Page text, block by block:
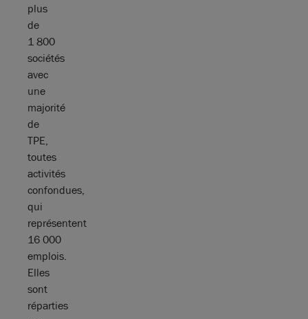
plus
de
1 800
sociétés
avec
une
majorité
de
TPE,
toutes
activités
confondues,
qui
représentent
16 000
emplois.
Elles
sont
réparties